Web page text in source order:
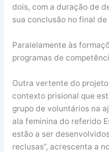
dois, com a duração de
sua conclusão no final
Paralelamente às
programas de
Outra vertente do
contexto prisional que
grupo de voluntários na
ala feminina do referido
estão a ser
reclusas”, acrescenta a